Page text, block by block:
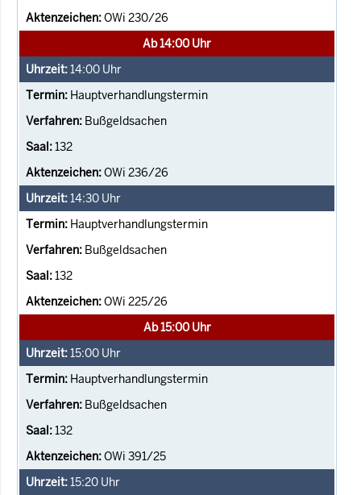
OWi 230/26
Ab 14:00 Uhr
14:00 Uhr
Hauptverhandlungstermin
Bußgeldsachen
132
OWi 236/26
14:30 Uhr
Hauptverhandlungstermin
Bußgeldsachen
132
OWi 225/26
Ab 15:00 Uhr
15:00 Uhr
Hauptverhandlungstermin
Bußgeldsachen
132
OWi 391/25
15:20 Uhr